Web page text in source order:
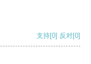
支持[0] 反对[0]